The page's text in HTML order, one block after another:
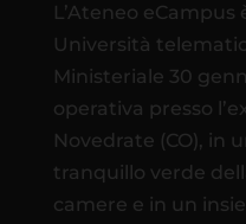
L’Ateneo
Università
Ministeriale 30
operativa presso
Novedrate (CO), in
tranquillo verde
camere e in un